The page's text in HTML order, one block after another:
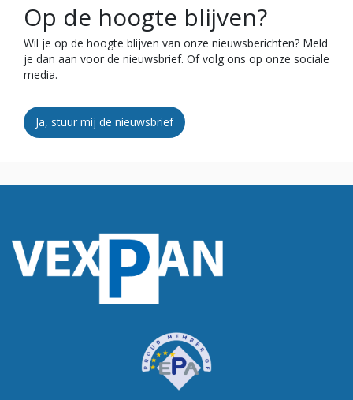
Op de hoogte blijven?
Wil je op de hoogte blijven van onze nieuwsberichten? Meld
je dan aan voor de nieuwsbrief. Of volg ons op onze sociale
media.
Ja, stuur mij de nieuwsbrief